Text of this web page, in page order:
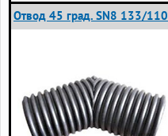
Отвод 45 град. SN8 133/110